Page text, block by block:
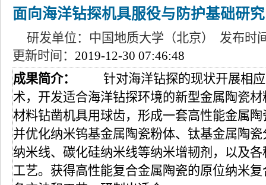
面向海洋钻探机具服役与防护基础研究
研发单位：中国地质大学（北京） 发布时
更新时间： 2019-12-30 07:46:48
成果简介：
针对海洋钻探的现状开展相应
术，开发适合海洋钻探环境的新型金属陶瓷
材料钻凿机具用球齿，形成一套高性能金属
并优化纳米钨基金属陶瓷粉体、钛基金属陶
纳米线、碳化硅纳米线等纳米增韧剂，以及
工艺。获得高性能复合金属陶瓷的原位纳米